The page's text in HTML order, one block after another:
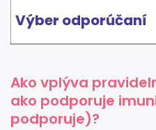
Výber odporúčaní
Ako vplýva
ako podporuje
podporuje)?